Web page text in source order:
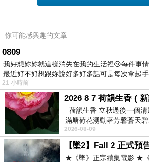
理財務。以下是當地記帳士的一
稅務專業知識： 當地記帳士深入
的稅收法規，可以協助您最大程
擔，同時保持合規遵法。
記帳和報告： 他們負責精確記錄
照法定要求製作財務報告，確保
以透明和合法地追蹤。
財務規劃： 當地記帳士可幫助您
的財務目標，制定相關計劃和策
和短期的財務成功。
你可能感興趣的文章
0809
我好想妳妳就這樣消失在我的生活裡😢每件事
最近好不好想跟妳說好多好多話可是每次拿起
出現
21 小時前
2026 8 7 荷韻生香 (
荷韻生香 立秋過後一個
滿塘荷花湧動著芳馨蒼天
幽泉中復有蛙鳴嘓嘓水波裡
2026-08-09
【墜2】Fall 2 正式預
★《墜》正宗續集電影 ★